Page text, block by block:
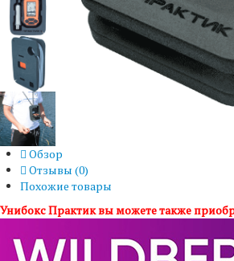
Обзор
Отзывы (0)
Похожие товары
Унибокс Практик вы можете также